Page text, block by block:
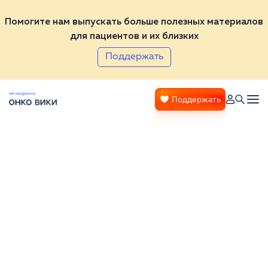
Помогите нам выпускать больше полезных материалов
для пациентов и их близких
Поддержать
Поддержать